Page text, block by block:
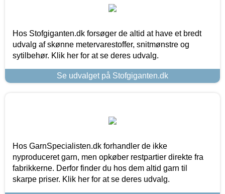
Hos Stofgiganten.dk forsøger de altid at have et bredt
udvalg af skønne metervarestoffer, snitmønstre og
sytilbehør. Klik her for at se deres udvalg.
Se udvalget på Stofgiganten.dk
Hos GarnSpecialisten.dk forhandler de ikke
nyproduceret garn, men opkøber restpartier direkte fra
fabrikkerne. Derfor finder du hos dem altid garn til
skarpe priser. Klik her for at se deres udvalg.